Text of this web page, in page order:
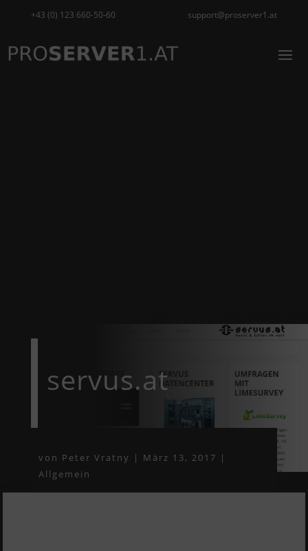
+43 (0) 123 660-50-60 support@proserver1.at
servus.at
von Peter Vratny | März 13, 2017 |
Allgemein